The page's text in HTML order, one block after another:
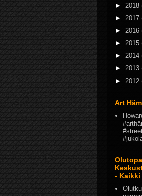
► 2018
► 2017
► 2016
► 2015
► 2014
► 2013
► 2012
Art
- Kaikki